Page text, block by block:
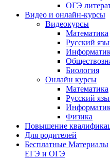
ОГЭ
Видео и онлайн-курсы
Видеокурсы
Математика
Русский
Биология
Онлайн курсы
Математика
Русский
Физика
Повышение
Для родителей
Бесплатные Материалы
ЕГЭ и ОГЭ